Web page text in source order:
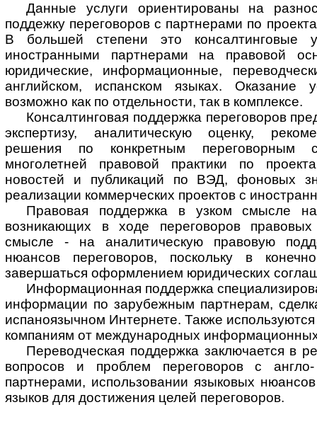
Данные услуги ориентированы на
поддежку переговоров с партнерами по
В большей степени это консалтинговые
иностранными партнерами на правовой
юридические, информационные,
английском, испанском языках. Оказание
возможно как по отдельности, так в комплексе.
Консалтинговая поддержка переговоров
экспертизу, аналитическую оценку,
решения по конкретным переговорным
многолетней правовой практики по
новостей и публикаций по ВЭД, фоновых
реализации коммерческих проектов с
Правовая поддержка в узком смысле
возникающих в ходе переговоров
смысле - на аналитическую правовую
нюансов переговоров, поскольку в
завершаться оформлением юридических
Информационная поддержка
информации по зарубежным партнерам,
испаноязычном Интернете. Также
компаниям от международных информационных
Переводческая поддержка заключается в
вопросов и проблем переговоров с
партнерами, использовании языковых нюансов
языков для достижения целей переговоров.